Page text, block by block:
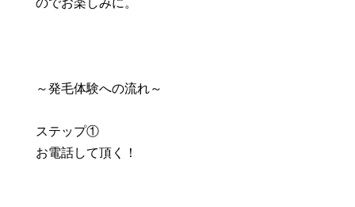
～発毛体験への流れ～
ステップ①
お電話して頂く！